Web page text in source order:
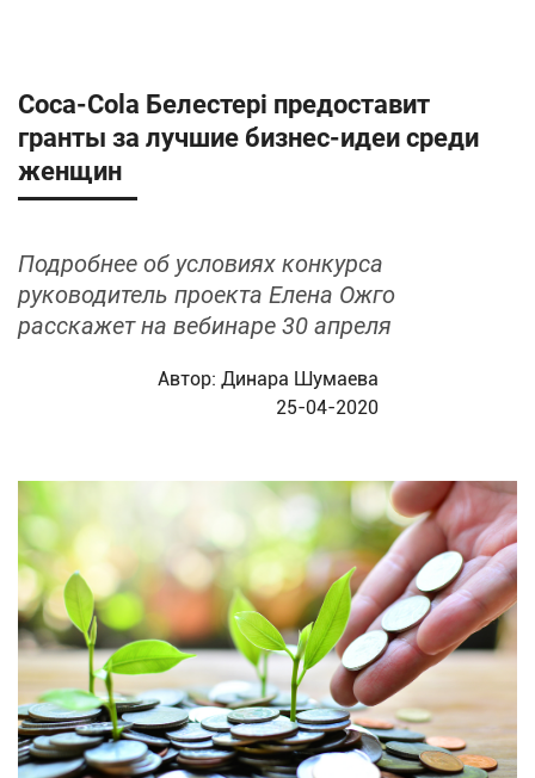
Coca-Cola Белестері предоставит
гранты за лучшие бизнес-идеи среди
женщин
Подробнее об условиях конкурса
руководитель проекта Елена Ожго
расскажет на вебинаре 30 апреля
Автор: Динара Шумаева
25-04-2020